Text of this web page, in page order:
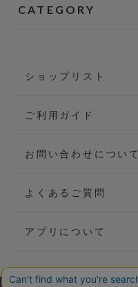
CATEGORY
ショップリスト
ご利用ガイド
お問い合わせについて
よくあるご質問
アプリについて